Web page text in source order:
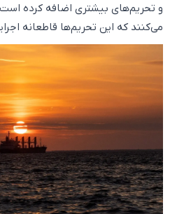
و تحریم‌های بیشتری اضافه کرده است،
می‌کنند که این تحریم‌ها قاطعانه